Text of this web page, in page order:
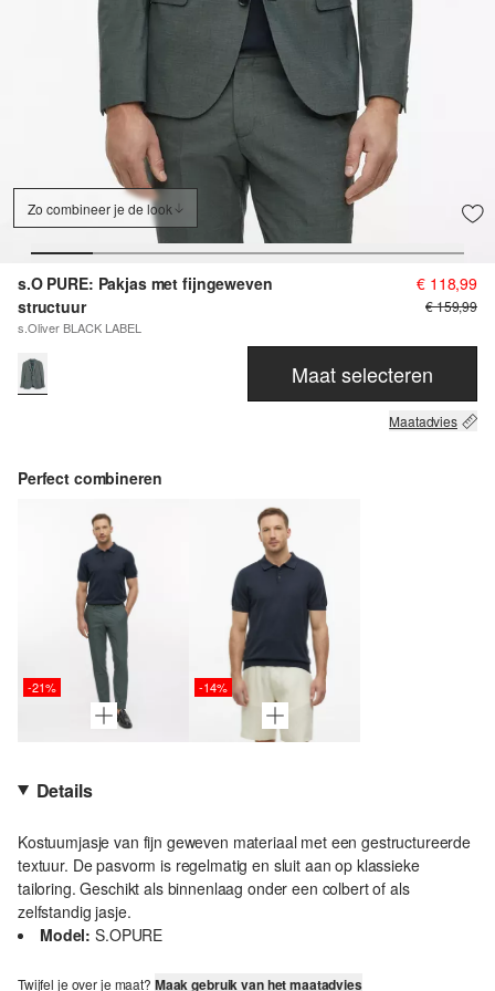
Zo combineer je de look
s.O PURE: Pakjas met fijngeweven
structuur
s.Oliver BLACK LABEL
€ 118,99
€ 159,99
Maat selecteren
Maatadvies
Perfect combineren
-21% -14%
Details
Kostuumjasje van fijn geweven materiaal met een gestructureerde
textuur. De pasvorm is regelmatig en sluit aan op klassieke
tailoring. Geschikt als binnenlaag onder een colbert of als
zelfstandig jasje.
Model: S.OPURE
Twijfel je over je maat? Maak gebruik van het maatadvies